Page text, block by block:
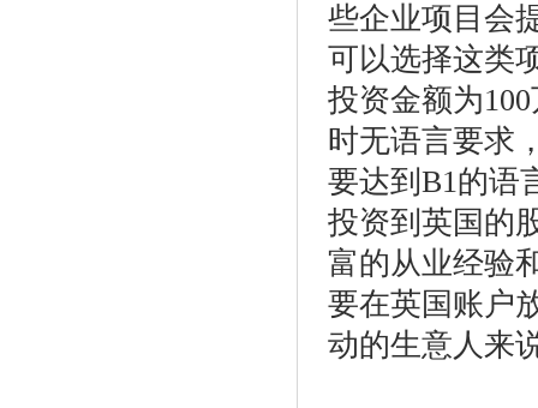
些企业项目会
可以选择这类
投资金额为
时无语言要求
要达到B1的语
投资到英国的
富的从业经验
要在英国账户
动的生意人来